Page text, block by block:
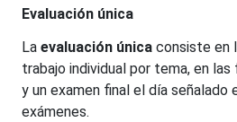
Evaluación única
La evaluación única consiste en
trabajo individual por tema, en
y un examen final el día señalado
exámenes.